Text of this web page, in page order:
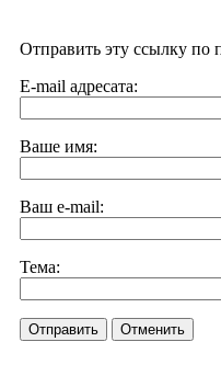
Отправить эту ссылку по
E-mail адресата:
Ваше имя:
Ваш e-mail:
Тема:
Отправить Отменить